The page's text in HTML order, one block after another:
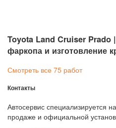
Toyota Land Cruiser Prado
фаркопа и изготовление
Смотреть все 75 работ
Контакты
Автосервис специализируется
продаже и официальной